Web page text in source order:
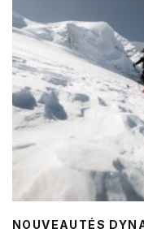
NOUVEAUTÉS